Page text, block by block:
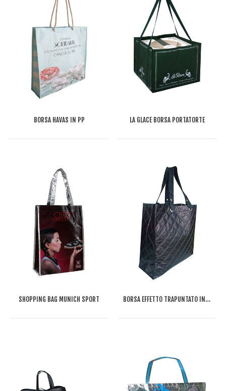
BORSA HAVAS IN PP LA GLACE BORSA PORTATORTE
SHOPPING BAG MUNICH SPORT BORSA EFFETTO TRAPUNTATO IN TNT